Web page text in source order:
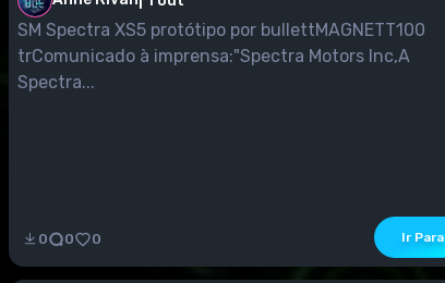
SM Spectra XS5 protótipo por bullettMAGNETT100
trComunicado à imprensa:"Spectra Motors Inc,A
Spectra...
0 0 0 Ir Para